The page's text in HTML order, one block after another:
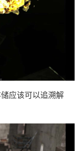
应该可以追溯解